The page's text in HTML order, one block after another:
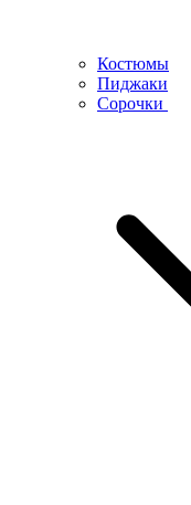
Костюмы
Пиджаки
Сорочки